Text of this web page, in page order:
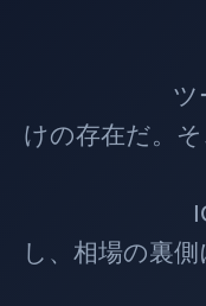
ツールは
けの存在だ。
ICTで大
し、相場の裏